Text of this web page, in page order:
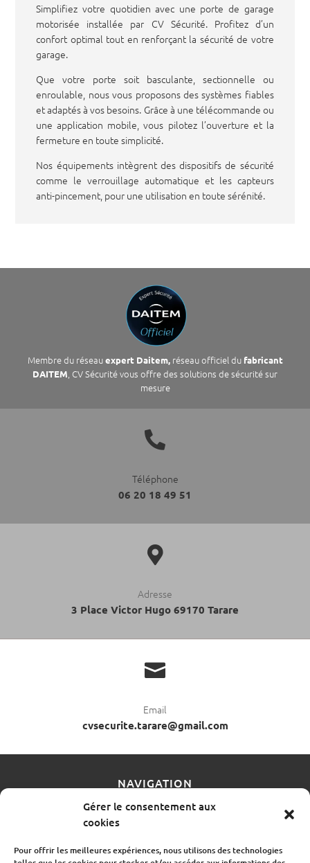
Gérer le consentement aux
cookies
Pour offrir les meilleures expériences, nous utilisons des technologies
Simplifiez votre quotidien avec une porte de garage
motorisée installée par CV Sécurité. Profitez d’un
confort optimal tout en renforçant la sécurité de votre
garage.
Que votre porte soit basculante, sectionnelle ou
enroulable, nous vous proposons des systèmes fiables
et adaptés à vos besoins. Grâce à une télécommande ou
une application mobile, vous pilotez l’ouverture et la
fermeture en toute simplicité.
Nos équipements intègrent des dispositifs de sécurité
comme le verrouillage automatique et les capteurs
anti-pincement, pour une utilisation en toute sérénité.
Membre du réseauexpert Daitem,réseau officiel du fabricant
DAITEM , CV Sécurité vous offre des solutions de sécurité sur
mesure

Téléphone
06 20 18 49 51

Adresse
3 Place Victor Hugo 69170 Tarare

Email
cvsecurite.tarare@gmail.com
NAVIGATION
Contact